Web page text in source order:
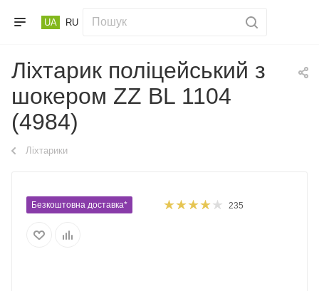
UA RU
Ліхтарик поліцейський з
шокером ZZ BL 1104
(4984)
Ліхтарики
Безкоштовна доставка* 235